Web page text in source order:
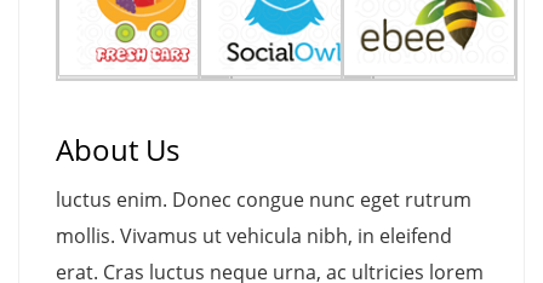
About Us
luctus enim. Donec congue nunc eget rutrum
mollis. Vivamus ut vehicula nibh, in eleifend
erat. Cras luctus neque urna, ac ultricies lorem